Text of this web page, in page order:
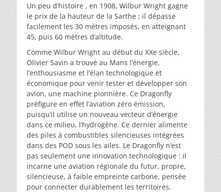
Un peu d’histoire , en 1908, Wilbur Wright gagne
le prix de la hauteur de la Sarthe ; il dépasse
facilement les 30 mètres imposés, en atteignant
45, puis 60 mètres d’altitude.
Comme Wilbur Wright au début du XXe siècle,
Olivier Savin a trouvé au Mans l’énergie,
l’enthousiasme et l’élan technologique et
économique pour venir tester et développer son
avion, une machine pionnière. Ce Dragonfly
préfigure en effet l’aviation zéro émission,
puisqu’il utilise un nouveau vecteur d’énergie
dans ce milieu, l’hydrogène. Ce dernier alimente
des piles à combustibles silencieuses intégrées
dans des POD sous les ailes. Le Dragonfly n’est
pas seulement une innovation technologique : il
incarne une aviation régionale du futur, propre,
silencieuse, à faible empreinte carbone, pensée
pour connecter durablement les territoires.